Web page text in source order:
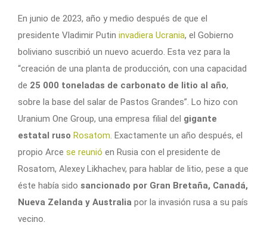
En junio de 2023, año y medio después de que el
presidente Vladimir Putin invadiera Ucrania, el Gobierno
boliviano suscribió un nuevo acuerdo. Esta vez para la
“creación de una planta de producción, con una capacidad
de 25 000 toneladas de carbonato de litio al año,
sobre la base del salar de Pastos Grandes”. Lo hizo con
Uranium One Group, una empresa filial del gigante
estatal ruso Rosatom. Exactamente un año después, el
propio Arce se reunió en Rusia con el presidente de
Rosatom, Alexey Likhachev, para hablar de litio, pese a que
éste había sido sancionado por Gran Bretaña, Canadá,
Nueva Zelanda y Australia por la invasión rusa a su país
vecino.